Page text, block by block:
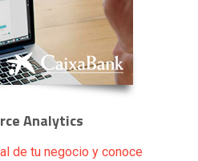
Analytics
de tu negocio y conoce